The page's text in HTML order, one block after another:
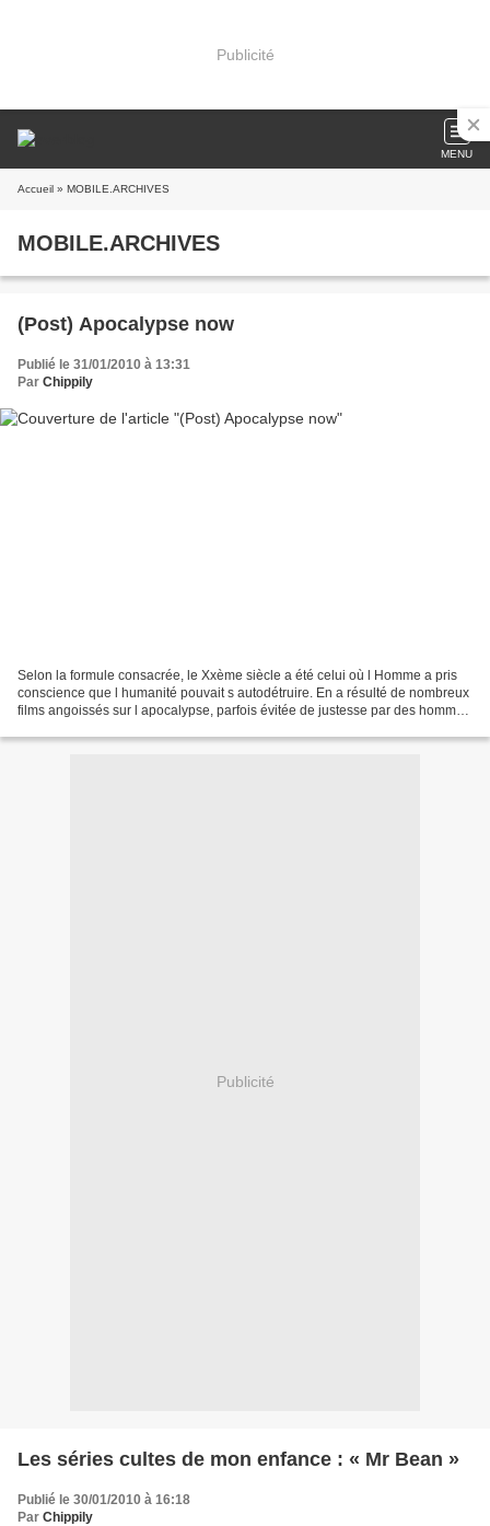
Publicité
MENU
Accueil » MOBILE.ARCHIVES
MOBILE.ARCHIVES
(Post) Apocalypse now
Publié le 31/01/2010 à 13:31
Par Chippily
Selon la formule consacrée, le Xxème siècle a été celui où l Homme a pris
conscience que l humanité pouvait s autodétruire. En a résulté de nombreux
films angoissés sur l apocalypse, parfois évitée de justesse par des hommes
Publicité
Les séries cultes de mon enfance : « Mr Bean »
Publié le 30/01/2010 à 16:18
Par Chippily